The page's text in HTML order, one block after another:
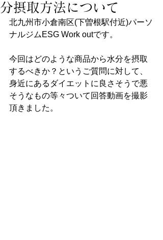
分摂取方法について
北九州市小倉南区(下曽根駅付近)パーソ
ナルジムESG Work outです。
今回はどのような商品から水分を摂取
するべきか？というご質問に対して、
身近にあるダイエットに良さそうで悪
そうなもの等々ついて回答動画を撮影
頂きました。